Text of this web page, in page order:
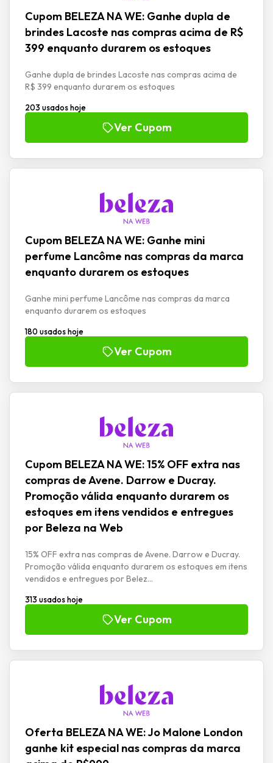
Cupom BELEZA NA WE: Ganhe dupla de
brindes Lacoste nas compras acima de R$
399 enquanto durarem os estoques
Ganhe dupla de brindes Lacoste nas compras acima de
R$ 399 enquanto durarem os estoques
203 usados hoje
Ver Cupom
Cupom BELEZA NA WE: Ganhe mini
perfume Lancôme nas compras da marca
enquanto durarem os estoques
Ganhe mini perfume Lancôme nas compras da marca
enquanto durarem os estoques
180 usados hoje
Ver Cupom
Cupom BELEZA NA WE: 15% OFF extra nas
compras de Avene. Darrow e Ducray.
Promoção válida enquanto durarem os
estoques em itens vendidos e entregues
por Beleza na Web
15% OFF extra nas compras de Avene. Darrow e Ducray.
Promoção válida enquanto durarem os estoques em itens
vendidos e entregues por Belez...
313 usados hoje
Ver Cupom
Oferta BELEZA NA WE: Jo Malone London
ganhe kit especial nas compras da marca